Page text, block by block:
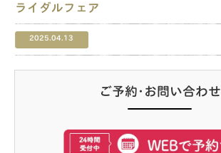
ライダルフェア
2025.04.13
ご予約･お問い合わせ